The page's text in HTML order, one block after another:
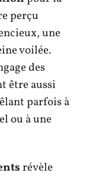
perçu
une
voilée.
des
être aussi
parfois à
ou à une
révèle